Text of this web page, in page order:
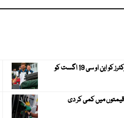
کیریبین پریمیئر لیگ ، قومی کرکٹرز کو این او سی 19 اگست کو
میں کمی کر دی